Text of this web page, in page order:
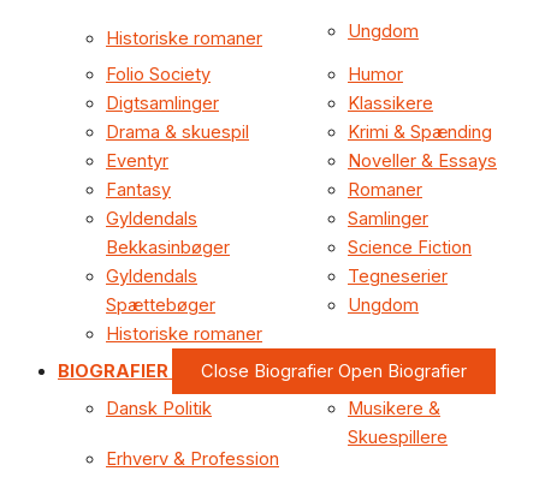
Historiske romaner
Ungdom
Folio Society
Digtsamlinger
Drama & skuespil
Eventyr
Fantasy
Gyldendals
Bekkasinbøger
Gyldendals
Spættebøger
Historiske romaner
Humor
Klassikere
Krimi & Spænding
Noveller & Essays
Romaner
Samlinger
Science Fiction
Tegneserier
Ungdom
BIOGRAFIER Close Biografier Open Biografier
Dansk Politik
Erhverv & Profession
Musikere &
Skuespillere